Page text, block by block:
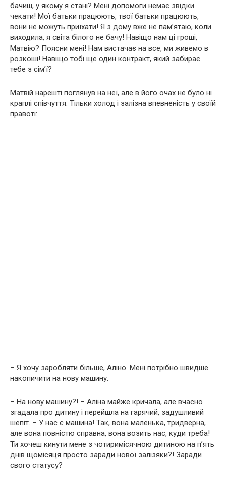
бачиш, у якому я стані? Мені допомоги немає звідки
чекати! Мої батьки працюють, твої батьки працюють,
вони не можуть приїхати! Я з дому вже не пам’ятаю, коли
виходила, я світа білого не бачу! Навіщо нам ці гроші,
Матвію? Поясни мені! Нам вистачає на все, ми живемо в
розкоші! Навіщо тобі ще один контракт, який забирає
тебе з сім’ї?
Матвій нарешті поглянув на неї, але в його очах не було ні
краплі співчуття. Тільки холод і залізна впевненість у своїй
правоті:
– Я хочу заробляти більше, Аліно. Мені потрібно швидше
накопичити на нову машину.
– На нову машину?! – Аліна майже кричала, але вчасно
згадала про дитину і перейшла на гарячий, задушливий
шепіт. – У нас є машина! Так, вона маленька, тридверна,
але вона повністю справна, вона возить нас, куди треба!
Ти хочеш кинути мене з чотиримісячною дитиною на п’ять
днів щомісяця просто заради нової залізяки?! Заради
свого статусу?